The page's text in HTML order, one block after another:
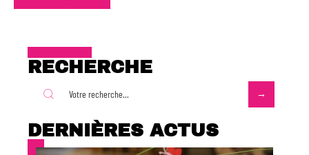
RECHERCHE
DERNIÈRES ACTUS